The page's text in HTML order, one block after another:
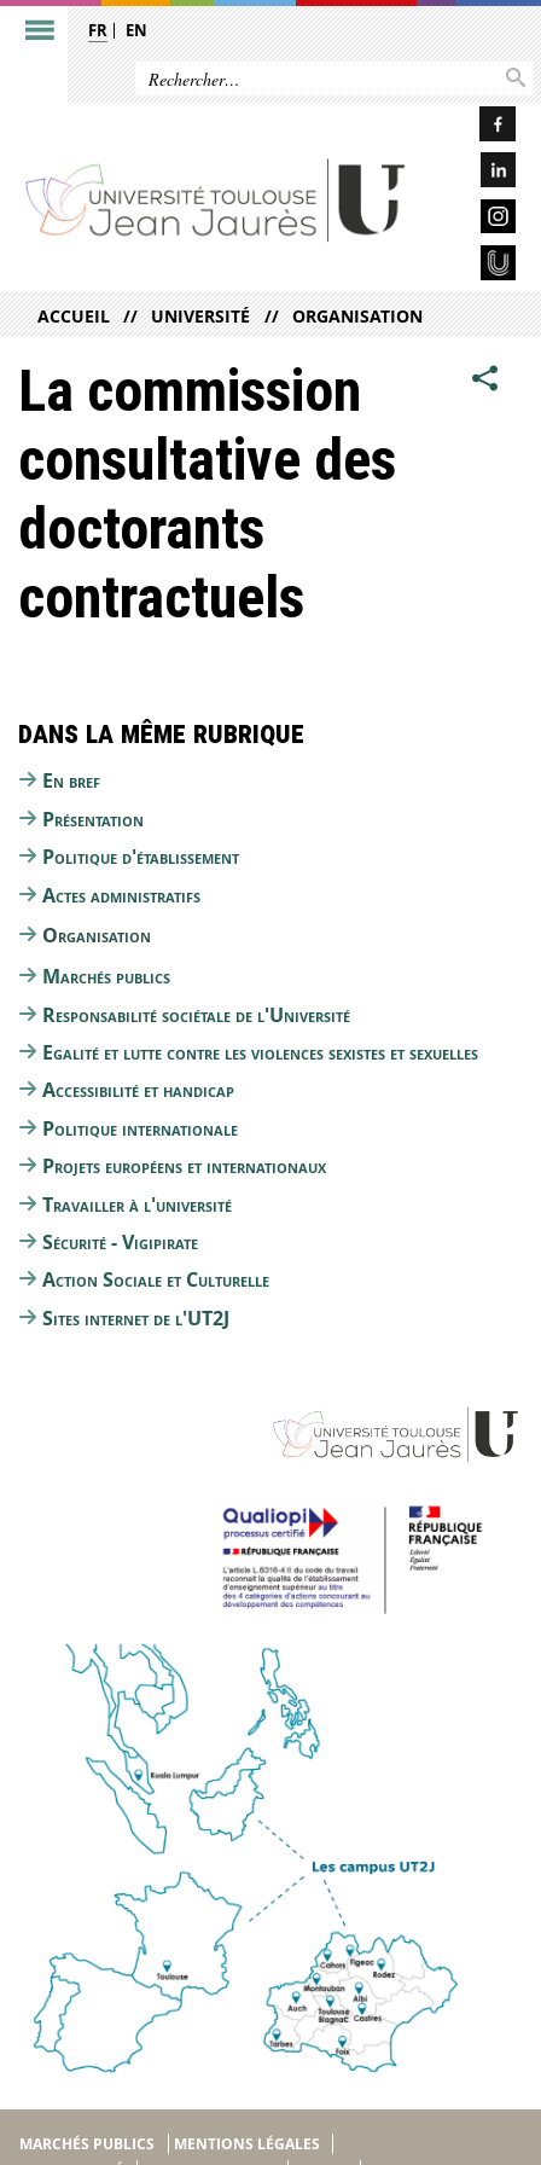
FR EN
ACCUEIL UNIVERSITÉ ORGANISATION
La commission
consultative des
doctorants
contractuels
Dans la même rubrique
En bref
Présentation
Politique d'établissement
Actes administratifs
Organisation
Marchés publics
Responsabilité sociétale de l'Université
Egalité et lutte contre les violences sexistes et sexuelles
Accessibilité et handicap
Politique internationale
Projets européens et internationaux
Travailler à l'université
Sécurité - Vigipirate
Action Sociale et Culturelle
Sites internet de l'UT2J
MARCHÉS PUBLICS
MENTIONS LÉGALES